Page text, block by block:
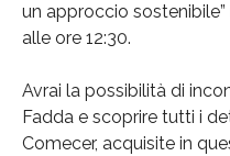
un approccio
alle ore 12:30.
Avrai la possibilità di
Fadda e scoprire tutti i
Comecer, acquisite in